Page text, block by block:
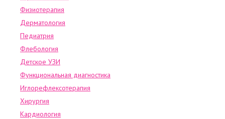
Физиотерапия
Дерматология
Педиатрия
Флебология
Детское УЗИ
Функциональная диагностика
Иглорефлексотерапия
Хирургия
Кардиология